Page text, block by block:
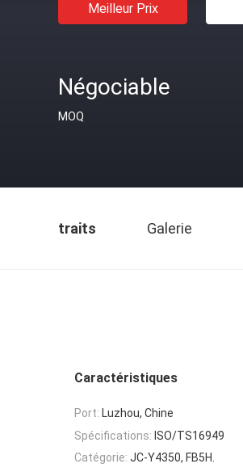
Meilleur Prix
Négociable
MOQ
traits Galerie
Caractéristiques
Port: Luzhou, Chine
Spécifications: ISO/TS16949
Catégorie: JC-Y4350, FB5H.